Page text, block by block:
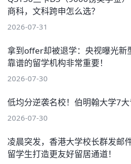
商科，文科跨申怎么选？
2026-07-31
拿到offer却被退学：央视曝光新
靠谱的留学机构非常重要！
2026-07-30
低均分逆袭名校！伯明翰大学7大
2026-07-30
凌晨突发，香港大学校长群发邮
留学生打造更友好留居通道！